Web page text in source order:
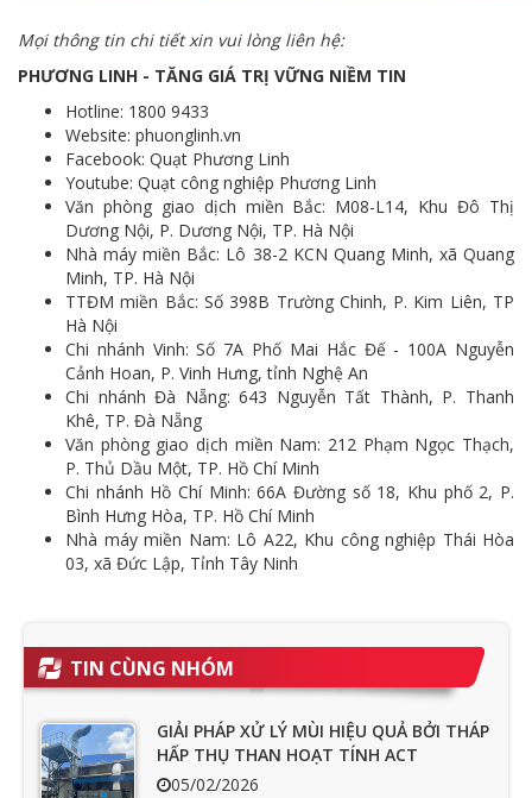
Mọi thông tin chi tiết xin vui lòng liên hệ:
PHƯƠNG LINH - TĂNG GIÁ TRỊ VỮNG NIỀM TIN
Hotline: 1800 9433
Website: phuonglinh.vn
Facebook: Quạt Phương Linh
Youtube: Quạt công nghiệp Phương Linh
Văn phòng giao dịch miền Bắc: M08-L14, Khu Đô Thị
Dương Nội, P. Dương Nội, TP. Hà Nội
Nhà máy miền Bắc: Lô 38-2 KCN Quang Minh, xã Quang
Minh, TP. Hà Nội
TTĐM miền Bắc: Số 398B Trường Chinh, P. Kim Liên, TP
Hà Nội
Chi nhánh Vinh: Số 7A Phố Mai Hắc Đế - 100A Nguyễn
Cảnh Hoan, P. Vinh Hưng, tỉnh Nghệ An
Chi nhánh Đà Nẵng: 643 Nguyễn Tất Thành, P. Thanh
Khê, TP. Đà Nẵng
Văn phòng giao dịch miền Nam: 212 Phạm Ngọc Thạch,
P. Thủ Dầu Một, TP. Hồ Chí Minh
Chi nhánh Hồ Chí Minh: 66A Đường số 18, Khu phố 2, P.
Bình Hưng Hòa, TP. Hồ Chí Minh
Nhà máy miền Nam: Lô A22, Khu công nghiệp Thái Hòa
03, xã Đức Lập, Tỉnh Tây Ninh
TIN CÙNG NHÓM
GIẢI PHÁP XỬ LÝ MÙI HIỆU QUẢ BỞI THÁP
HẤP THỤ THAN HOẠT TÍNH ACT
05/02/2026